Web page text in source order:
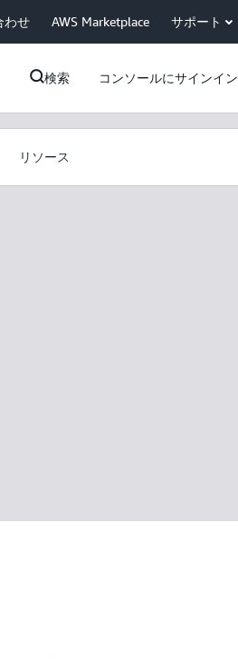
わせ AWS Marketplace サポート
検索 コンソールにサインイン
リソース